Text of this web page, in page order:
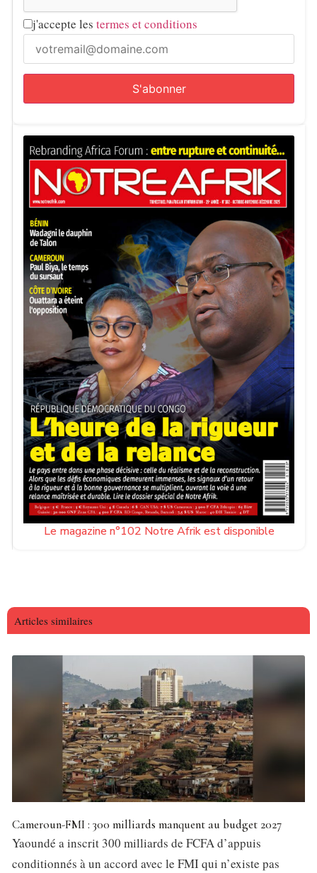
j'accepte les termes et conditions
Le magazine n°102 Notre Afrik est disponible
Articles similaires
Cameroun-FMI : 300 milliards manquent au budget 2027
Yaoundé a inscrit 300 milliards de FCFA d’appuis
conditionnés à un accord avec le FMI qui n’existe pas